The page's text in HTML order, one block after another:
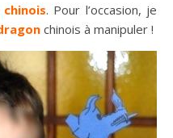
. Pour l’occasion, je
chinois à manipuler !